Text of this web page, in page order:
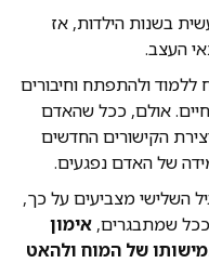
בשנות הילדות, אז
העצב.
ולהתפתח וחיבורים
אולם, ככל שהאדם
הקישורים החדשים
של האדם נפגעים.
השלישי מצביעים על כך,
שמתבגרים, אימון
של המוח ולהאט